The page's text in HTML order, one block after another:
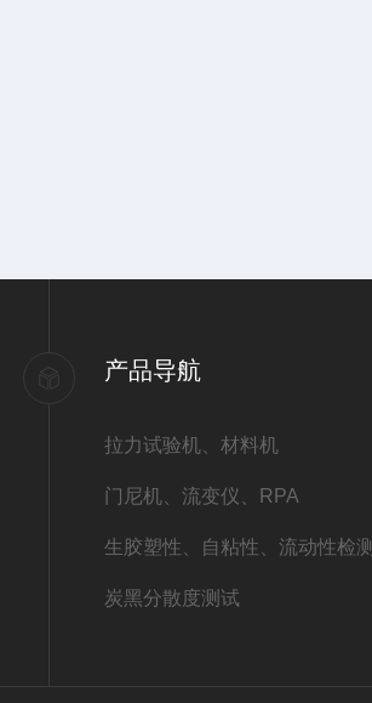
产品导航
拉力试验机、材料机
门尼机、流变仪、RPA
生胶塑性、自粘性、流动性检测
炭黑分散度测试